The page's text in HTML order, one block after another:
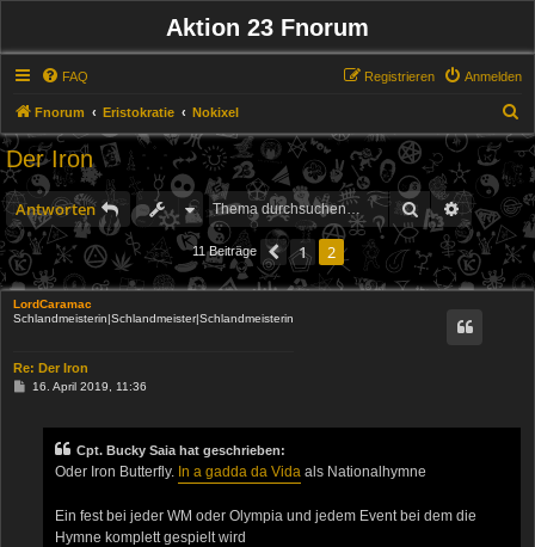
Aktion 23 Fnorum
FAQ Anmelden
Registrieren
Fnorum Eristokratie Nokixel
u
h
e
Der Iron
Antworten Suche
11 Beiträge Vorherige
1 2
LordCaramac
Schlandmeisterin|Schlandmeister|Schlandmeisterin
Re: Der Iron
B16. April 2019, 11:36
Cpt. Bucky Saia hat geschrieben:
Oder Iron Butterfly. In a gadda da Vida als Nationalhymne
Ein fest bei jeder WM oder Olympia und jedem Event bei dem die
Hymne komplett gespielt wird